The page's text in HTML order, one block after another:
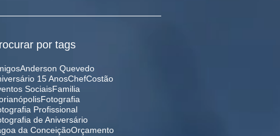
por tags
Anderson Quevedo
15 AnosChefCostão
SociaisFamilia
Fotografia
Profissional
de Aniversário
da ConceiçãoOrçamento